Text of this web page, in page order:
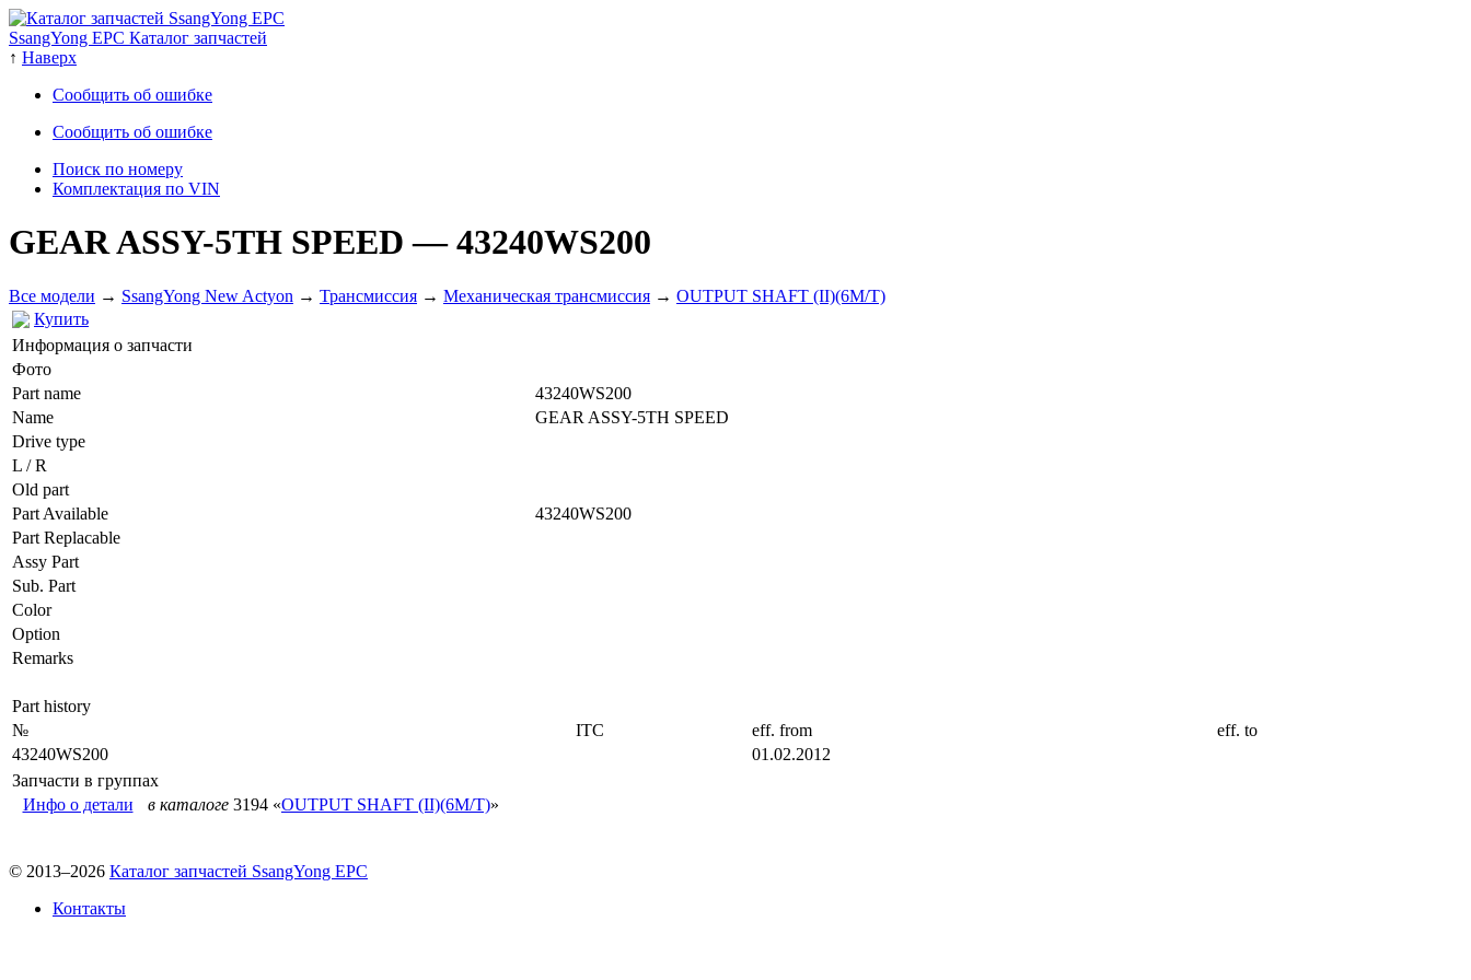
SsangYong EPC Каталог запчастей
↑ Наверх
Сообщить об ошибке
Сообщить об ошибке
Поиск по номеру
Комплектация по VIN
GEAR ASSY-5TH SPEED— 43240WS200
Все модели → SsangYong New Actyon → Трансмиссия → Механическая трансмиссия → OUTPUT SHAFT (II)(6M/T)
Купить
Информация о запчасти
Фото
Part name
43240WS200
Name
GEAR ASSY-5TH SPEED
Drive type
L / R
Old part
Part Available
43240WS200
Part Replacable
Assy Part
Sub. Part
Color
Option
Remarks
Part history
№
ITC eff. from
eff. to
43240WS200
01.02.2012
Запчасти в группах
Инфо о детали
в каталоге 3194 «OUTPUT SHAFT (II)(6M/T)»
© 2013–2026 Каталог запчастей SsangYong EPC
Контакты